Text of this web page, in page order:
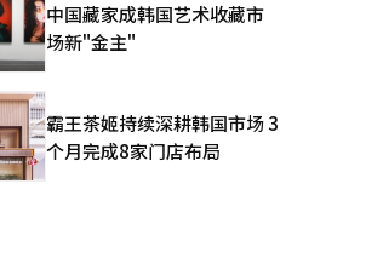
中国藏家成韩国艺术收藏市
场新"金主"
霸王茶姬持续深耕韩国市场 3
个月完成8家门店布局